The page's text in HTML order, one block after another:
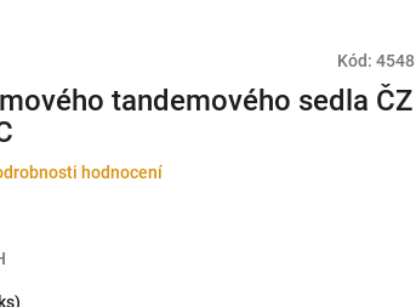
Kód: 4548
tandemového sedla ČZ
hodnocení